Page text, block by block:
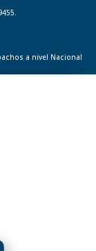
a nivel Nacional